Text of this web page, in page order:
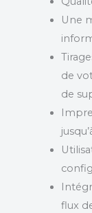
Une
de
de
flux